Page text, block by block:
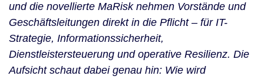
und die novellierte MaRisk nehmen Vorstände und
Geschäftsleitungen direkt in die Pflicht – für IT-
Strategie, Informationssicherheit,
Dienstleistersteuerung und operative Resilienz. Die
Aufsicht schaut dabei genau hin: Wie wird